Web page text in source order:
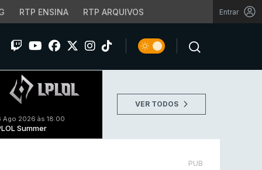
RTP ENSINA RTP ARQUIVOS Entrar
Ago 2026 às 18:00
Summer
VER TODOS
PUB